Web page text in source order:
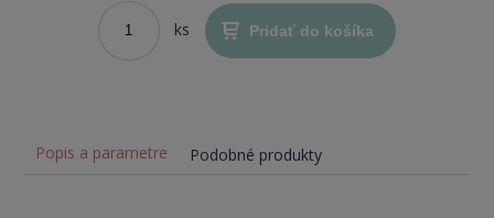
ks Pridať do košíka
Popis a parametre Podobné produkty